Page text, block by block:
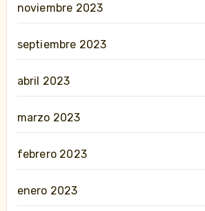
noviembre 2023
septiembre 2023
abril 2023
marzo 2023
febrero 2023
enero 2023